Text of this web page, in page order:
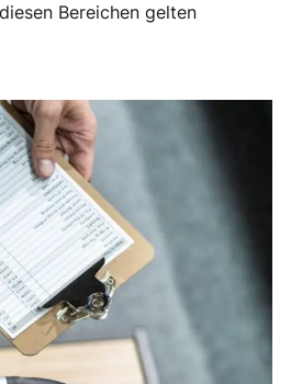
Bereichen gelten